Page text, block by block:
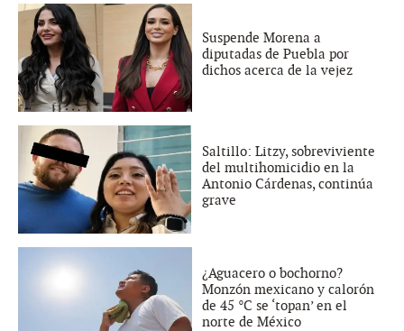
Suspende Morena a
diputadas de Puebla por
dichos acerca de la vejez
Saltillo: Litzy, sobreviviente
del multihomicidio en la
Antonio Cárdenas, continúa
grave
¿Aguacero o bochorno?
Monzón mexicano y calorón
de 45 °C se ‘topan’ en el
norte de México